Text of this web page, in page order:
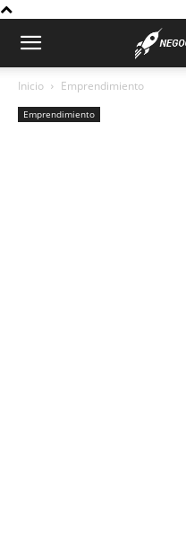
Inicio Emprendimiento
Emprendimiento